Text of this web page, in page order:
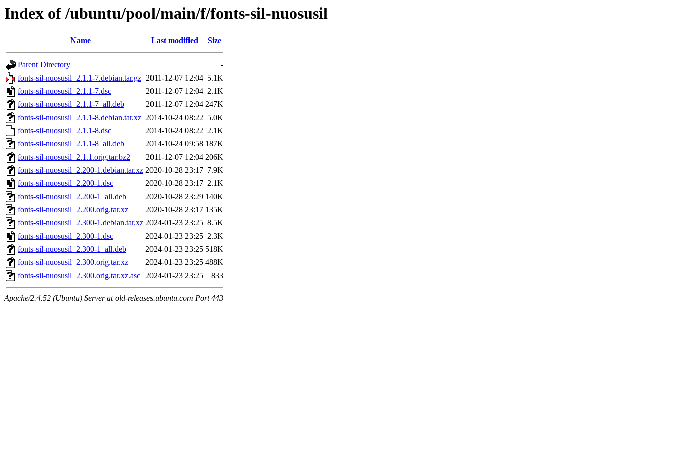
Index of /ubuntu/pool/main/f/fonts-sil-nuosusil
Name Last modified Size
Parent Directory
-
fonts-sil-nuosusil_2.1.1-7.debian.tar.gz 2011-12-07 12:04 5.1K
fonts-sil-nuosusil_2.1.1-7.dsc
2011-12-07 12:04 2.1K
fonts-sil-nuosusil_2.1.1-7_all.deb
2011-12-07 12:04 247K
fonts-sil-nuosusil_2.1.1-8.debian.tar.xz 2014-10-24 08:22 5.0K
fonts-sil-nuosusil_2.1.1-8.dsc
2014-10-24 08:22 2.1K
fonts-sil-nuosusil_2.1.1-8_all.deb
2014-10-24 09:58 187K
fonts-sil-nuosusil_2.1.1.orig.tar.bz2
2011-12-07 12:04 206K
fonts-sil-nuosusil_2.200-1.debian.tar.xz 2020-10-28 23:17 7.9K
fonts-sil-nuosusil_2.200-1.dsc
2020-10-28 23:17 2.1K
fonts-sil-nuosusil_2.200-1_all.deb
2020-10-28 23:29 140K
fonts-sil-nuosusil_2.200.orig.tar.xz
2020-10-28 23:17 135K
fonts-sil-nuosusil_2.300-1.debian.tar.xz 2024-01-23 23:25 8.5K
fonts-sil-nuosusil_2.300-1.dsc
2024-01-23 23:25 2.3K
fonts-sil-nuosusil_2.300-1_all.deb
2024-01-23 23:25 518K
fonts-sil-nuosusil_2.300.orig.tar.xz
2024-01-23 23:25 488K
fonts-sil-nuosusil_2.300.orig.tar.xz.asc 2024-01-23 23:25 833
Apache/2.4.52 (Ubuntu) Server at old-releases.ubuntu.com Port 443